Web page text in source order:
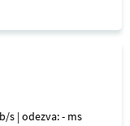
s | odezva: - ms